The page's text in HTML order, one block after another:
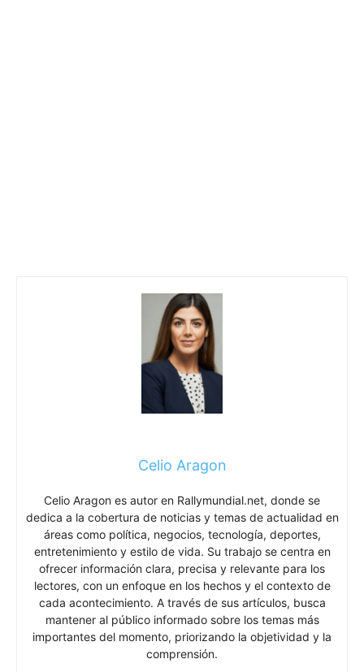
Celio Aragon
Celio Aragon es autor en Rallymundial.net, donde se
dedica a la cobertura de noticias y temas de actualidad en
áreas como política, negocios, tecnología, deportes,
entretenimiento y estilo de vida. Su trabajo se centra en
ofrecer información clara, precisa y relevante para los
lectores, con un enfoque en los hechos y el contexto de
cada acontecimiento. A través de sus artículos, busca
mantener al público informado sobre los temas más
importantes del momento, priorizando la objetividad y la
comprensión.